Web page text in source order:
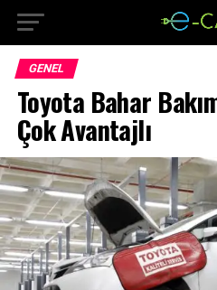
GENEL
Toyota Bahar
Çok Avantajlı